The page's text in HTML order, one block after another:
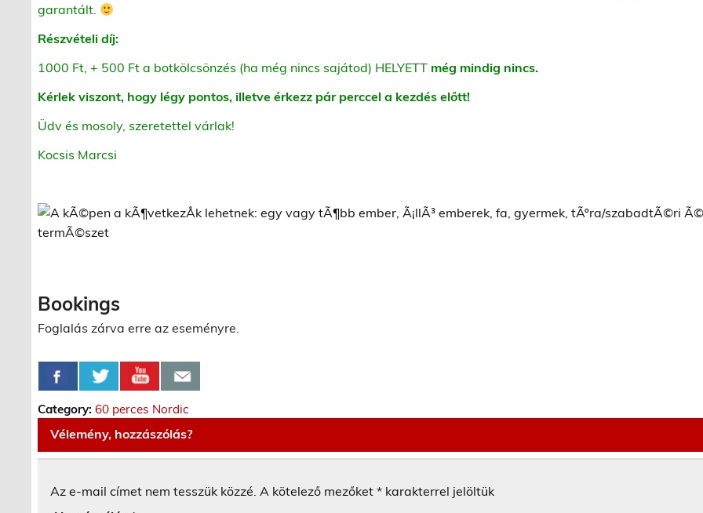
garantált.
Részvételi díj:
1000 Ft, + 500 Ft a botkölcsönzés (ha még nincs sajátod) HELYETT még mindig nincs.
Kérlek viszont, hogy légy pontos, illetve érkezz pár perccel a kezdés előtt!
Üdv és mosoly, szeretettel várlak!
Kocsis Marcsi
Bookings
Foglalás zárva erre az eseményre.
Category:60 perces Nordic
Vélemény, hozzászólás?
Az e-mail címet nem tesszük közzé. A kötelező mezőket* karakterrel jelöltük